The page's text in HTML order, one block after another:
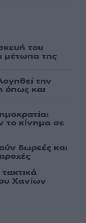
του
μέτωπα της
την
όπως και
το κίνημα σε
δωρεές και
Χανίων